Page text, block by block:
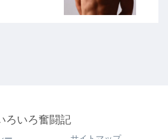
ろいろ奮闘記